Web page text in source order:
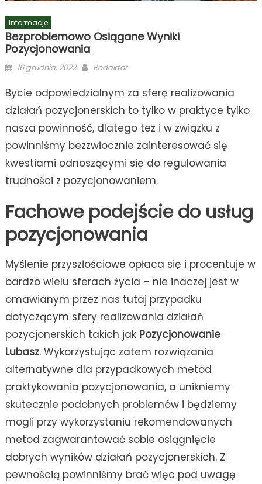
Informacje
Bezproblemowo Osiągane Wyniki
Pozycjonowania
Posted
16 grudnia, 2022 Author
Redaktor
Bycie odpowiedzialnym za sferę realizowania
działań pozycjonerskich to tylko w praktyce tylko
nasza powinność, dlatego też i w związku z
powinniśmy bezzwłocznie zainteresować się
kwestiami odnoszącymi się do regulowania
trudności z pozycjonowaniem.
Fachowe podejście do usług
pozycjonowania
Myślenie przyszłościowe opłaca się i procentuje w
bardzo wielu sferach życia – nie inaczej jest w
omawianym przez nas tutaj przypadku
dotyczącym sfery realizowania działań
pozycjonerskich takich jak Pozycjonowanie
Lubasz. Wykorzystując zatem rozwiązania
alternatywne dla przypadkowych metod
praktykowania pozycjonowania, a unikniemy
skutecznie podobnych problemów i będziemy
mogli przy wykorzystaniu rekomendowanych
metod zagwarantować sobie osiągnięcie
dobrych wyników działań pozycjonerskich. Z
pewnością powinniśmy brać więc pod uwagę